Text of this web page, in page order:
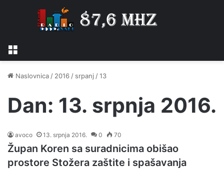
Naslovnica / 2016 / srpanj /13
Dan: 13. srpnja 2016.
avoco 13. srpnja 2016. 0 70
Župan Koren sa suradnicima obišao
prostore Stožera zaštite i spašavanja